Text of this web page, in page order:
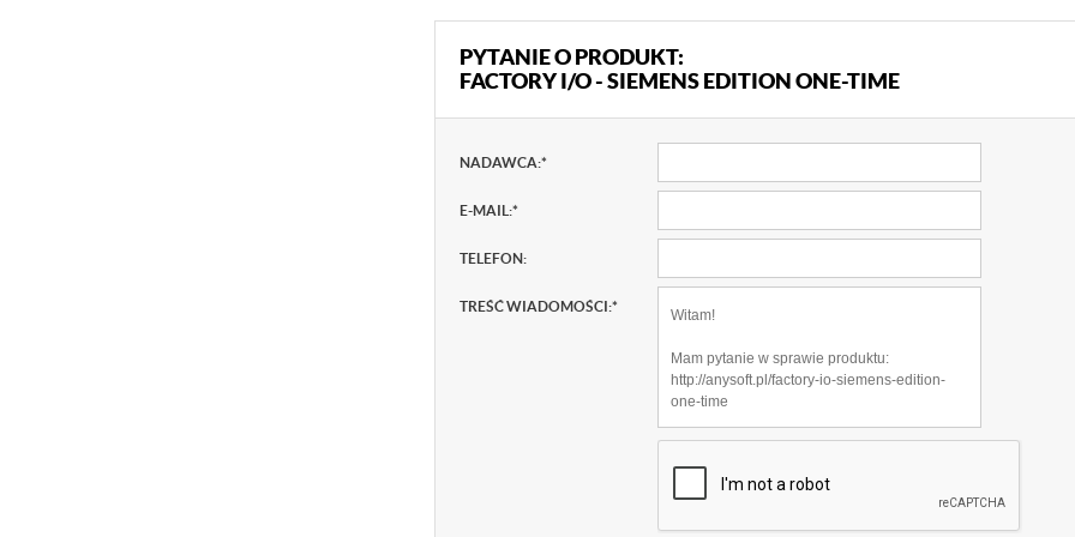
PYTANIE O PRODUKT:
FACTORY I/O - SIEMENS EDITION ONE-TIME
NADAWCA:*
E-MAIL:*
TELEFON:
TREŚĆ WIADOMOŚCI:*